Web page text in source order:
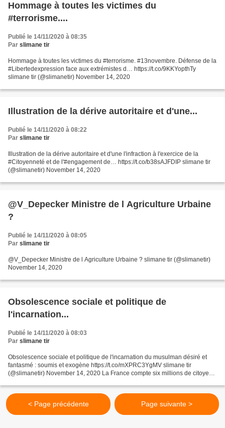
Hommage à toutes les victimes du
#terrorisme....
Publié le 14/11/2020 à 08:35
Par slimane tir
Hommage à toutes les victimes du #terrorisme. #13novembre. Défense de la
#Libertedexpression face aux extrémistes d… https://t.co/9KKYopthTy
slimane tir (@slimanetir) November 14, 2020
Illustration de la dérive autoritaire et d'une...
Publié le 14/11/2020 à 08:22
Par slimane tir
Illustration de la dérive autoritaire et d'une l'infraction à l'exercice de la
#Citoyenneté et de l'#engagement de… https://t.co/b38sAJFDIP slimane tir
(@slimanetir) November 14, 2020
@V_Depecker Ministre de l Agriculture Urbaine
?
Publié le 14/11/2020 à 08:05
Par slimane tir
@V_Depecker Ministre de l Agriculture Urbaine ? slimane tir (@slimanetir)
November 14, 2020
Obsolescence sociale et politique de
l'incarnation...
Publié le 14/11/2020 à 08:03
Par slimane tir
Obsolescence sociale et politique de l'incarnation du musulman désiré et
fantasmé : soumis et exogène https://t.co/mXPRC3YgMV slimane tir
(@slimanetir) November 14, 2020 La France compte six millions de citoyens
< Page précédente Page suivante >